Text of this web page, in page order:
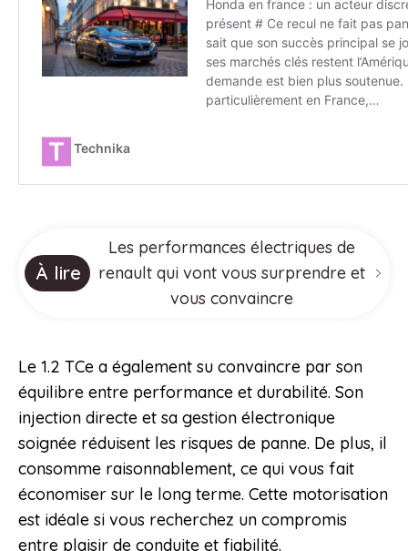
À lire
Les performances électriques de
renault qui vont vous surprendre et
vous convaincre
Le 1.2 TCe a également su convaincre par son
équilibre entre performance et durabilité. Son
injection directe et sa gestion électronique
soignée réduisent les risques de panne. De plus, il
consomme raisonnablement, ce qui vous fait
économiser sur le long terme. Cette motorisation
est idéale si vous recherchez un compromis
entre plaisir de conduite et fiabilité.